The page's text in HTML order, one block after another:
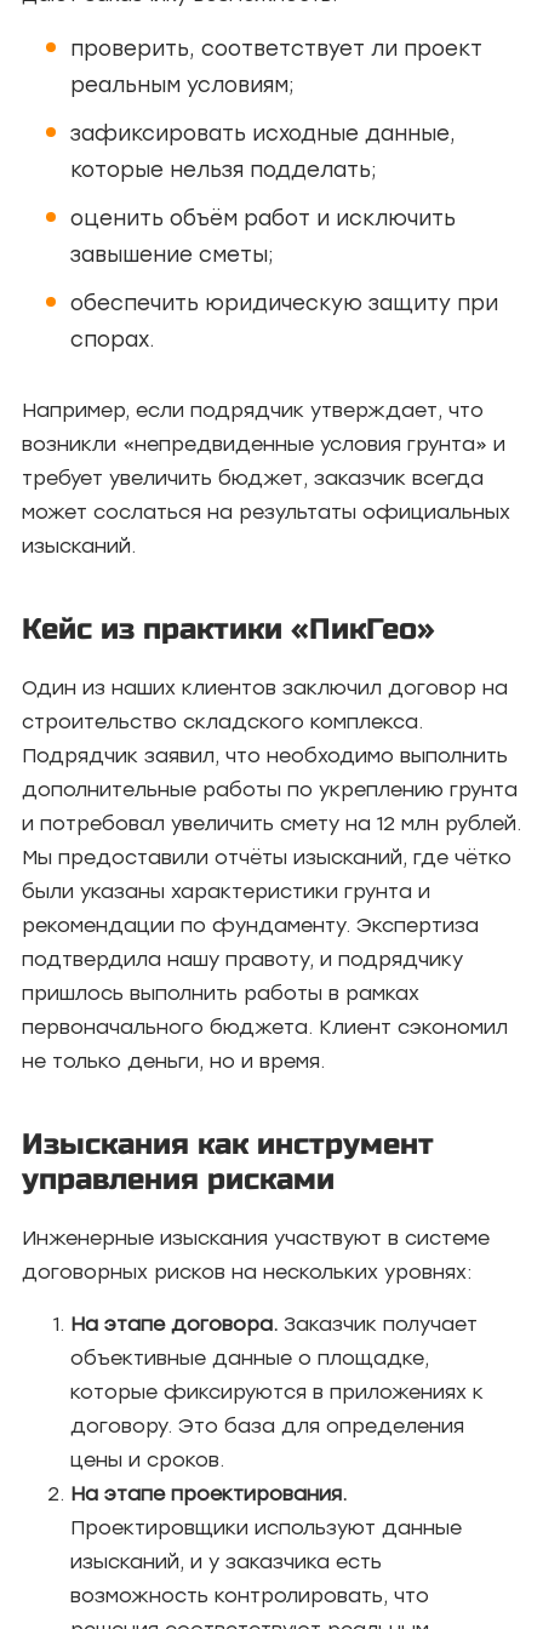
проверить, соответствует ли проект
реальным условиям;
зафиксировать исходные данные,
которые нельзя подделать;
оценить объём работ и исключить
завышение сметы;
обеспечить юридическую защиту при
спорах.
Например, если подрядчик утверждает, что
возникли «непредвиденные условия грунта» и
требует увеличить бюджет, заказчик всегда
может сослаться на результаты официальных
изысканий.
Кейс из практики «ПикГео»
Один из наших клиентов заключил договор на
строительство складского комплекса.
Подрядчик заявил, что необходимо выполнить
дополнительные работы по укреплению грунта
и потребовал увеличить смету на 12 млн рублей.
Мы предоставили отчёты изысканий, где чётко
были указаны характеристики грунта и
рекомендации по фундаменту. Экспертиза
подтвердила нашу правоту, и подрядчику
пришлось выполнить работы в рамках
первоначального бюджета. Клиент сэкономил
не только деньги, но и время.
Изыскания как инструмент
управления рисками
Инженерные изыскания участвуют в системе
договорных рисков на нескольких уровнях:
На этапе договора. Заказчик получает
объективные данные о площадке,
которые фиксируются в приложениях к
договору. Это база для определения
цены и сроков.
На этапе проектирования.
Проектировщики используют данные
изысканий, и у заказчика есть
возможность контролировать, что